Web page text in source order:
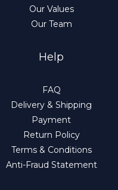
Our Values
Our Team
Help
FAQ
Delivery & Shipping
Payment
Return Policy
Terms & Conditions
Anti-Fraud Statement